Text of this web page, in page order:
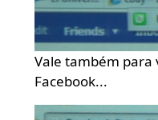
Vale também para
Facebook...